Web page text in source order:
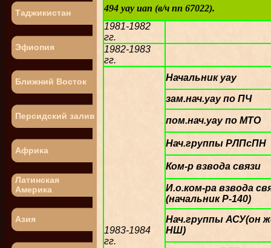
Таджикистан
Эфиопия
Ближний Восток
Персидский залив
Африка
Латинская
Америка
Азия
494 уау иап (в/ч пп 67022).
1981-1982
гг.
1982-1983
гг.
1983-1984
гг.
Начальник уау
зам.нач.уау по ПЧ
пом.нач.уау по МТО
Нач.группы РЛПсПН
Ком-р взвода связи
И.о.ком-ра взвода
(начальник Р-140)
Нач.группы АСУ(он
НШ)